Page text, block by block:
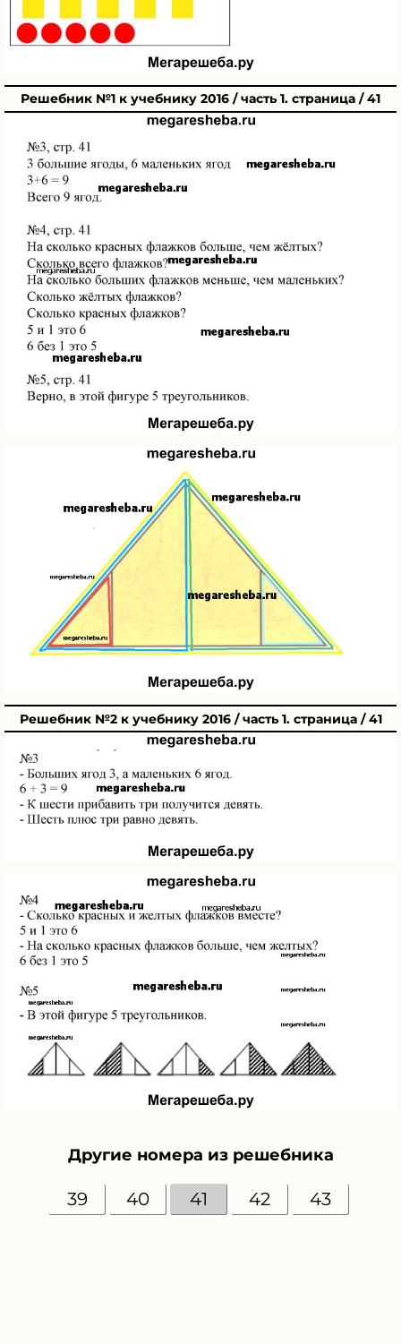
Решебник №1 к учебнику 2016 / часть 1. страница / 41
Решебник №2 к учебнику 2016 / часть 1. страница / 41
Другие номера из решебника
39 40 41 42 43